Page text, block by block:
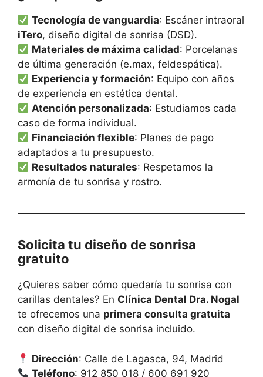
Tecnología de vanguardia: Escáner intraoral
iTero, diseño digital de sonrisa (DSD).
Materiales de máxima calidad: Porcelanas
de última generación (e.max, feldespática).
Experiencia y formación: Equipo con años
de experiencia en estética dental.
Atención personalizada: Estudiamos cada
caso de forma individual.
Financiación flexible: Planes de pago
adaptados a tu presupuesto.
Resultados naturales: Respetamos la
armonía de tu sonrisa y rostro.
Solicita tu diseño de sonrisa
gratuito
¿Quieres saber cómo quedaría tu sonrisa con
carillas dentales? En Clínica Dental Dra. Nogal
te ofrecemos una primera consulta gratuita
con diseño digital de sonrisa incluido.
Dirección: Calle de Lagasca, 94, Madrid
Teléfono: 912 850 018 / 600 691 920